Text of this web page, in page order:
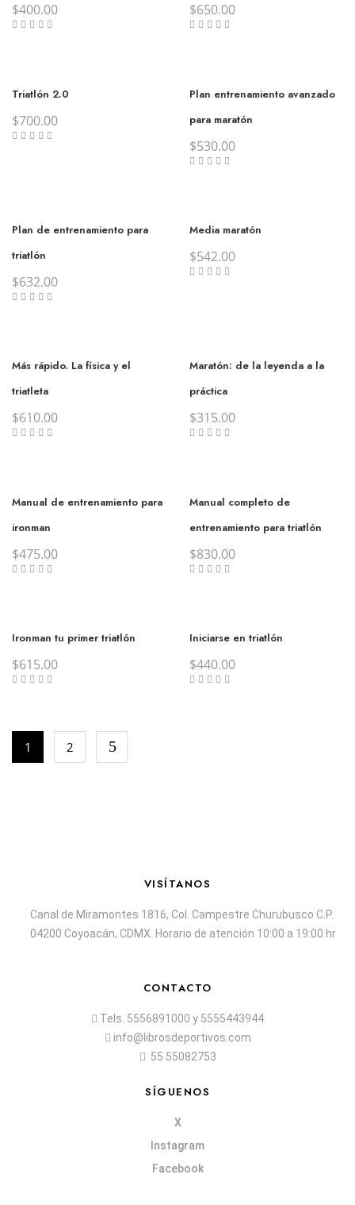
$400.00 $650.00
Triatlón 2.0
$700.00
Plan entrenamiento avanzado
para maratón
$530.00
Plan de entrenamiento para
triatlón
$632.00
Media maratón
$542.00
Más rápido. La física y el
triatleta
$610.00
Maratón: de la leyenda a la
práctica
$315.00
Manual de entrenamiento para
ironman
$475.00
Manual completo de
entrenamiento para triatlón
$830.00
Ironman tu primer triatlón
$615.00
Iniciarse en triatlón
$440.00
1 2
VISÍTANOS
Canal de Miramontes 1816, Col. Campestre Churubusco C.P.
04200 Coyoacán, CDMX. Horario de atención 10:00 a 19:00 hr
CONTACTO
Tels. 5556891000 y 5555443944
info@librosdeportivos.com
55 55082753
SÍGUENOS
X
Instagram
Facebook